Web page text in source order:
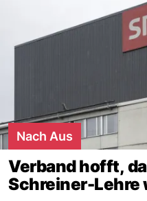
Nach Aus
Verband hofft,
Schreiner-